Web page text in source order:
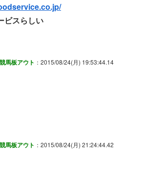
ビスらしい
馬板アウト ：2015/08/24(月) 19:53:44.14
馬板アウト ：2015/08/24(月) 21:24:44.42